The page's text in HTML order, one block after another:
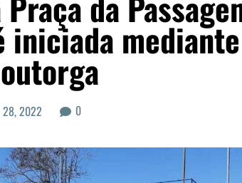
iniciada mediante
28, 2022 0